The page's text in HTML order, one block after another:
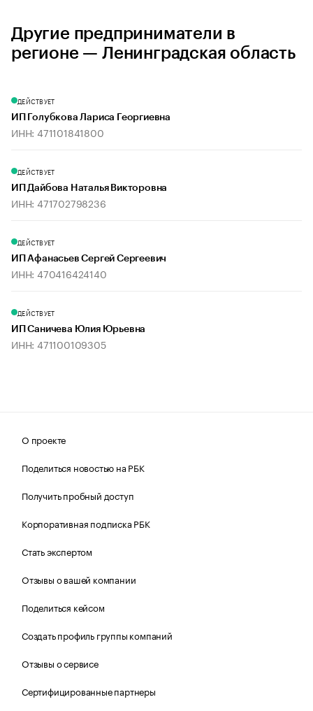
Другие предприниматели в
регионе — Ленинградская область
ДЕЙСТВУЕТ
ИП Голубкова Лариса Георгиевна
ИНН: 471101841800
ДЕЙСТВУЕТ
ИП Дайбова Наталья Викторовна
ИНН: 471702798236
ДЕЙСТВУЕТ
ИП Афанасьев Сергей Сергеевич
ИНН: 470416424140
ДЕЙСТВУЕТ
ИП Саничева Юлия Юрьевна
ИНН: 471100109305
О проекте
Поделиться новостью на РБК
Получить пробный доступ
Корпоративная подписка РБК
Стать экспертом
Отзывы о вашей компании
Поделиться кейсом
Создать профиль группы компаний
Отзывы о сервисе
Сертифицированные партнеры